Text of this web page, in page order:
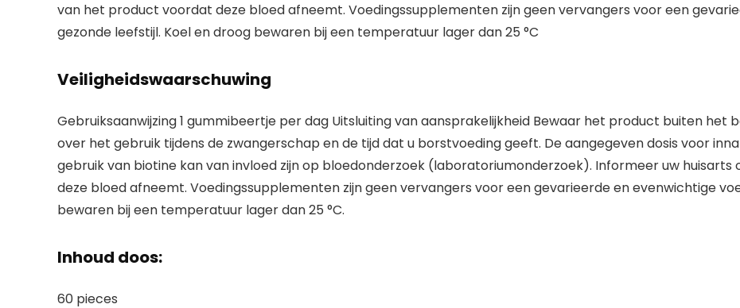
van het product voordat deze bloed afneemt. Voedingssupplementen zijn geen vervangers voor een
gezonde leefstijl. Koel en droog bewaren bij een temperatuur lager dan 25 °C
Veiligheidswaarschuwing
Gebruiksaanwijzing 1 gummibeertje per dag Uitsluiting van aansprakelijkheid Bewaar het product buiten het
over het gebruik tijdens de zwangerschap en de tijd dat u borstvoeding geeft. De aangegeven dosis voor
gebruik van biotine kan van invloed zijn op bloedonderzoek (laboratoriumonderzoek). Informeer uw
deze bloed afneemt. Voedingssupplementen zijn geen vervangers voor een gevarieerde en evenwichtige
bewaren bij een temperatuur lager dan 25 °C.
Inhoud doos:
60 pieces